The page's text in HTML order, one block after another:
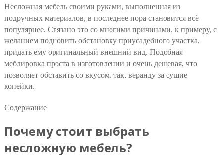
Несложная мебель своими руками, выполненная из
подручных материалов, в последнее пора становится всё
популярнее. Связано это со многими причинами, к примеру, с
желанием подновить обстановку приусадебного участка,
придать ему оригинальный внешний вид. Подобная
меблировка проста в изготовлении и очень дешевая, что
позволяет обставить со вкусом, так, веранду за сущие
копейки.
Содержание
Почему стоит выбрать
несложную мебель?